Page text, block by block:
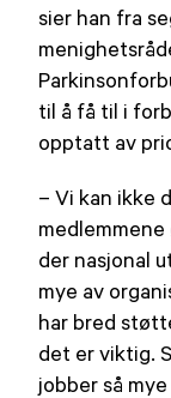
sier han fra
til å få til i
opptatt av
– Vi kan ikke
der nasjonal
mye av
har bred
det er viktig.
jobber så